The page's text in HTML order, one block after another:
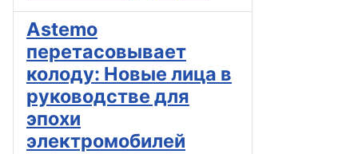
Astemo
перетасовывает
колоду: Новые лица в
руководстве для
эпохи
электромобилей